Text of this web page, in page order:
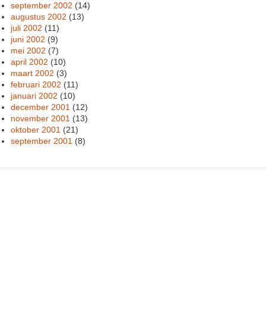
september 2002 (14)
augustus 2002 (13)
juli 2002 (11)
juni 2002 (9)
mei 2002 (7)
april 2002 (10)
maart 2002 (3)
februari 2002 (11)
januari 2002 (10)
december 2001 (12)
november 2001 (13)
oktober 2001 (21)
september 2001 (8)